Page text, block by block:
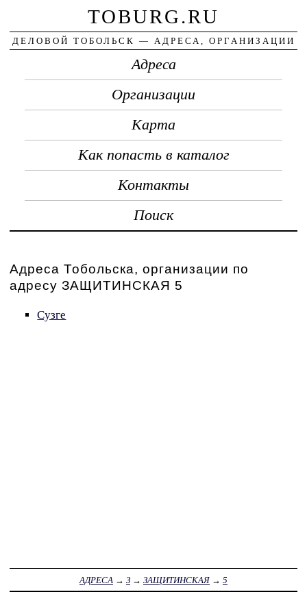
TOBURG.RU
ДЕЛОВОЙ ТОБОЛЬСК — АДРЕСА, ОРГАНИЗАЦИИ
Адреса
Организации
Карта
Как попасть в каталог
Контакты
Поиск
Адреса Тобольска, организации по
адресу ЗАЩИТИНСКАЯ 5
Сузге
АДРЕСА → З → ЗАЩИТИНСКАЯ → 5